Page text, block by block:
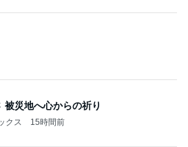
のもっとおいしい台湾!!!!